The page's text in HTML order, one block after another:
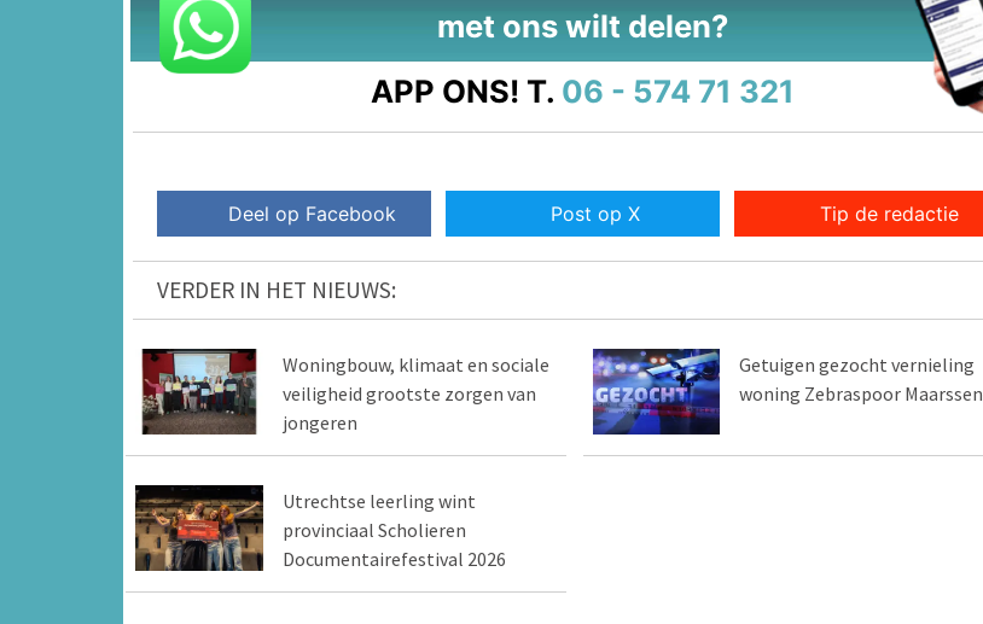
met ons wilt delen?
APP ONS! T. 06 - 574 71 321
Deel op Facebook Post op X Tip de redactie
VERDER IN HET NIEUWS:
Woningbouw, klimaat en sociale
veiligheid grootste zorgen van
jongeren
Getuigen gezocht vernieling
woning Zebraspoor Maarssen
Utrechtse leerling wint
provinciaal Scholieren
Documentairefestival 2026